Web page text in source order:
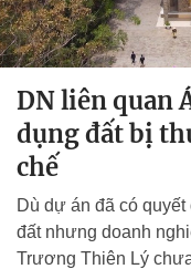
DN liên quan
dụng đất bị
chế
Dù dự án đã có
đất nhưng doanh
Trương Thiên Lý